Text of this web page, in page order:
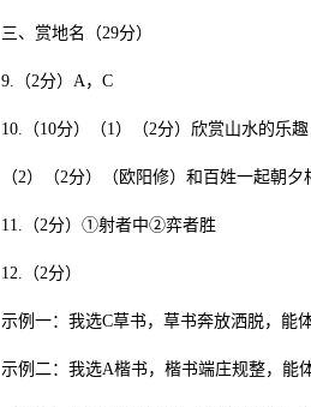
三、赏地名（29分）
9.（2分）A，C
10.（10分）（1）（2分）欣赏山水的乐
（2）（2分）（欧阳修）和百姓一起朝
11.（2分）①射者中②弈者胜
12.（2分）
示例一：我选C草书，草书奔放洒脱，能
示例二：我选A楷书，楷书端庄规整，能